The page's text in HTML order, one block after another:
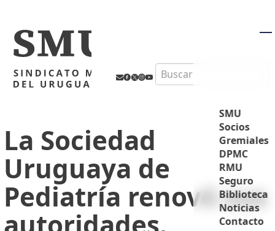
Search
SMU
Socios
Gremiales
DPMC
RMU
Seguro
Biblioteca
Noticias
Contacto
La Sociedad
Uruguaya de
Pediatría renovó sus